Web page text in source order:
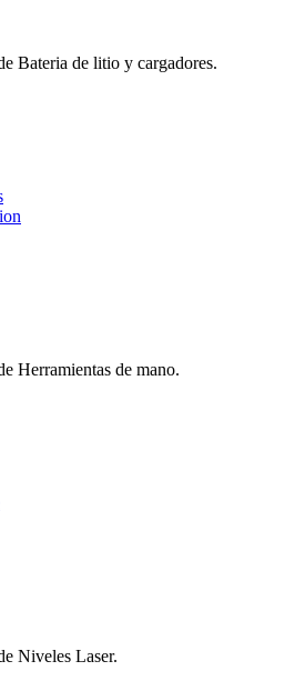
Bateria de litio y cargadores.
Herramientas de mano.
Niveles Laser.